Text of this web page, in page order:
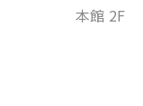
本館 2F